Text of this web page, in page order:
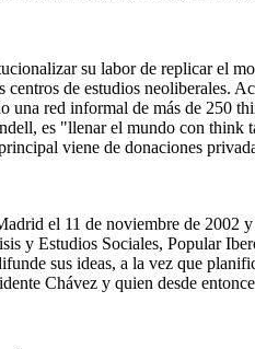
su labor de replicar el
de estudios neoliberales.
red informal de más de 250
es "llenar el mundo con
viene de donaciones
el 11 de noviembre de 2002
y Estudios Sociales, Popular
sus ideas, a la vez que
Chávez y quien desde